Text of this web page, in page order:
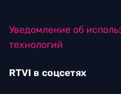
Уведомление об
технологий
RTVI в соцсетях